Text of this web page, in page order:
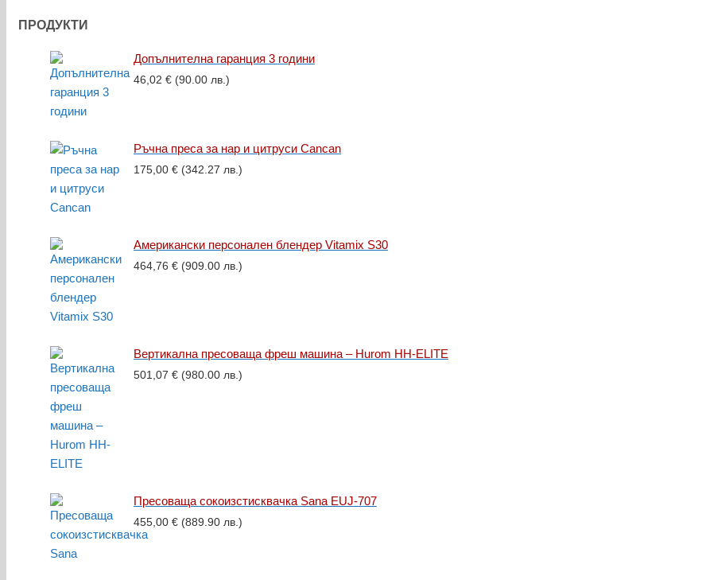
ПРОДУКТИ
Допълнителна гаранция 3 години
46,02 € (90.00 лв.)
Ръчна преса за нар и цитруси Cancan
175,00 € (342.27 лв.)
Американски персонален блендер Vitamix S30
464,76 € (909.00 лв.)
Вертикална пресоваща фреш машина – Hurom HH-ELITE
501,07 € (980.00 лв.)
Пресоваща сокоизстисквачка Sana EUJ-707
455,00 € (889.90 лв.)